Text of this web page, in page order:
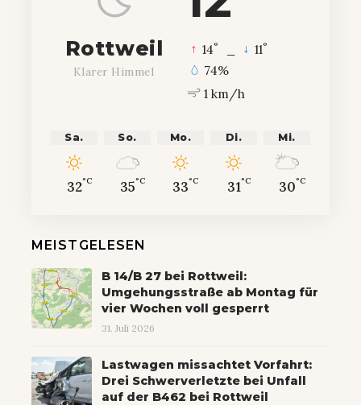
Rottweil
Klarer Himmel
14° 11°
74%
1 km/h
Sa.
32°C
So.
35°C
Mo.
33°C
Di.
31°C
Mi.
30°C
MEISTGELESEN
B 14/B 27 bei Rottweil:
Umgehungsstraße ab Montag für
vier Wochen voll gesperrt
31. Juli 2026
Lastwagen missachtet Vorfahrt:
Drei Schwerverletzte bei Unfall
auf der B462 bei Rottweil